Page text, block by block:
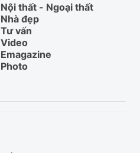
Nội thất - Ngoại thất
Nhà đẹp
Tư vấn
Video
Emagazine
Photo